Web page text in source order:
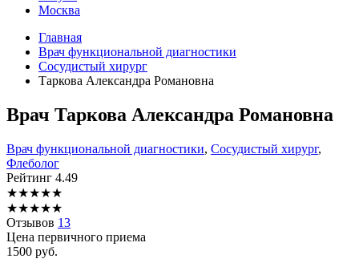
Москва
Главная
Врач функциональной диагностики
Сосудистый хирург
Таркова Александра Романовна
Врач Таркова Александра Романовна
Врач функциональной диагностики, Сосудистый хирург,
Флеболог
Рейтинг 4.49
★★★★★
★★★★★
Отзывов 13
Цена первичного приема
1500 руб.